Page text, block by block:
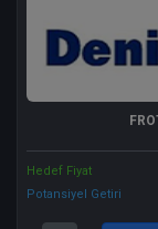
Hedef Fiyat
Potansiyel Getiri